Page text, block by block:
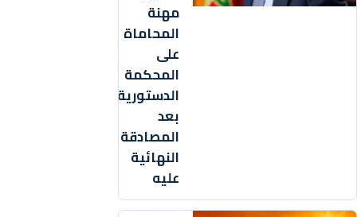
مهنة
المحاماة
على
المحكمة
الدستورية
بعد
المصادقة
النهائية
عليه